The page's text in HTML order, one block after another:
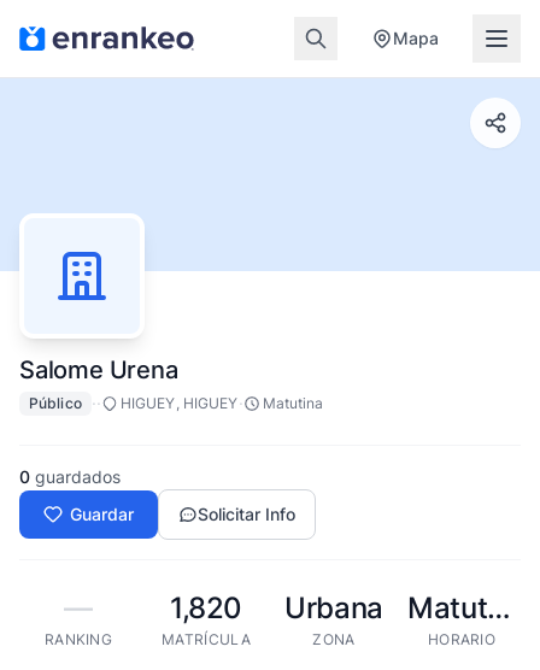
Mapa
Salome Urena
Público ·· HIGUEY, HIGUEY· Matutina
0 guardados
Guardar
Solicitar Info
—
RANKING
1,820
MATRÍCULA
Urbana
ZONA
Matutina
HORARIO